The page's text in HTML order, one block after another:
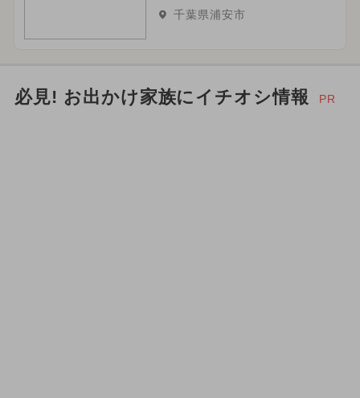
千葉県浦安市
必見! お出かけ家族にイチオシ情報 PR